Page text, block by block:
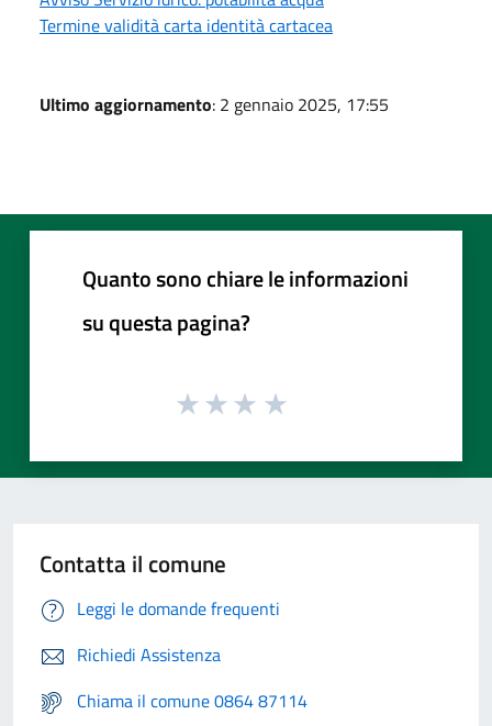
Termine validità carta identità cartacea
Ultimo aggiornamento: 2 gennaio 2025, 17:55
Quanto sono chiare le informazioni
su questa pagina?
Contatta il comune
Leggi le domande frequenti
Richiedi Assistenza
Chiama il comune 0864 87114